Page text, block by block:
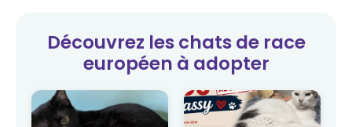
Découvrez leschats de race
européen à adopter